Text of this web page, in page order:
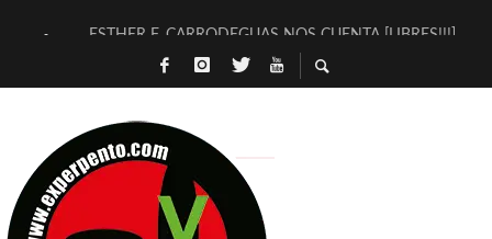
ESTHER F. CARRODEGUAS NOS CUENTA [LIBRES!!!]
[TERRA DE GUAPES] DE SANDRA MONFORT
TIMBRE 4, LA ESCUELA DEL DIRECTOR TEATRAL CLAUDIO
30 AÑOS (NO ES NADA) DE LA KATARSIS DEL TOMATAZO
MILITARES JUDÍAS EN #EXVITA